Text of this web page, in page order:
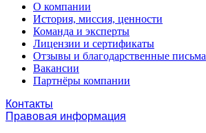
О компании
История, миссия, ценности
Команда и эксперты
Лицензии и сертификаты
Отзывы и благодарственные письма
Вакансии
Партнёры компании
Контакты
Правовая информация